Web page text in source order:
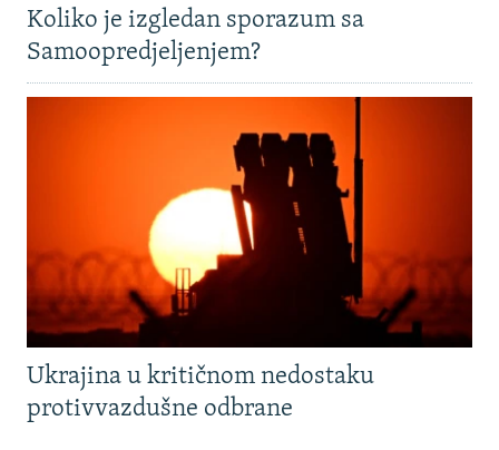
Koliko je izgledan sporazum sa
Samoopredjeljenjem?
Ukrajina u kritičnom nedostaku
protivvazdušne odbrane